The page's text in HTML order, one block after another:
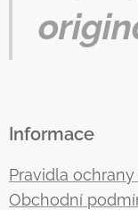
Informace
Pravidla
Obchodní